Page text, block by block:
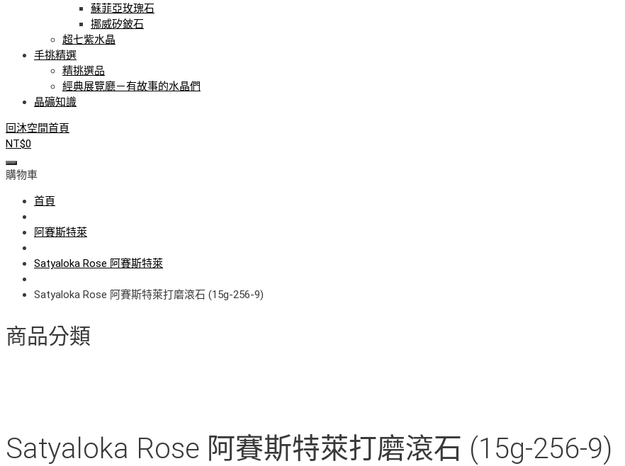
蘇菲亞玫瑰石
挪威矽鈹石
超七紫水晶
手挑精選
精挑選品
經典展覽廳－有故事的水晶們
晶礦知識
回沐空間首頁
NT$0
購物車
首頁
阿賽斯特萊
Satyaloka Rose 阿賽斯特萊
Satyaloka Rose 阿賽斯特萊打磨滾石 (15g-256-9)
商品分類
Satyaloka Rose 阿賽斯特萊打磨滾石 (15g-256-9)